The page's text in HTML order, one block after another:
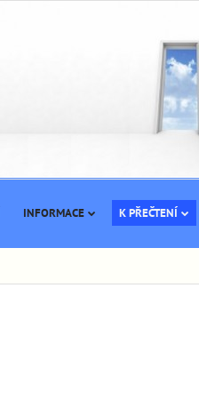
INFORMACE K PŘEČTENÍ